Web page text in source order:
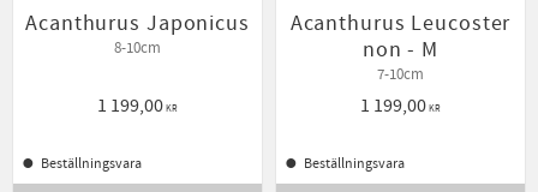
Acanthurus Japonicus
8-10cm
1 199,00KR
Beställningsvara
Acanthurus Leucoster
non - M
7-10cm
1 199,00KR
Beställningsvara